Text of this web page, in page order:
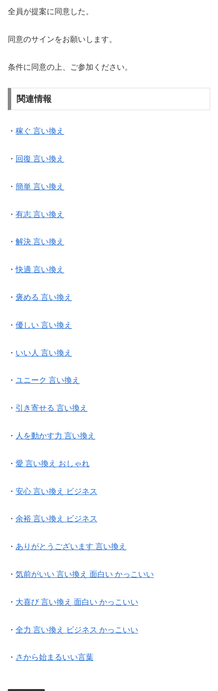
全員が提案に同意した。
同意のサインをお願いします。
条件に同意の上、ご参加ください。
関連情報
・ 稼ぐ 言い換え
・ 回復 言い換え
・ 簡単 言い換え
・ 有志 言い換え
・ 解決 言い換え
・快適 言い換え
・ 褒める 言い換え
・ 優しい 言い換え
・ いい人 言い換え
・ ユニーク 言い換え
・ 引き寄せる 言い換え
・ 人を動かす力 言い換え
・ 愛 言い換え おしゃれ
・ 安心 言い換え ビジネス
・ 余裕 言い換え ビジネス
・ ありがとうございます 言い換え
・ 気前がいい 言い換え 面白い かっこいい
・ 大喜び 言い換え 面白い かっこいい
・ 全力 言い換え ビジネス かっこいい
・ さから始まるいい言葉